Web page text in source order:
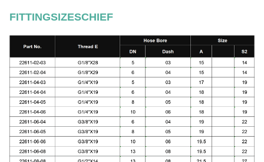
FITTINGSIZESCHIEF